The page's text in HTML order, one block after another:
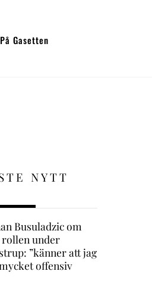
Gasetten
NYTT
Busuladzic om
rollen under
”känner att jag
offensiv